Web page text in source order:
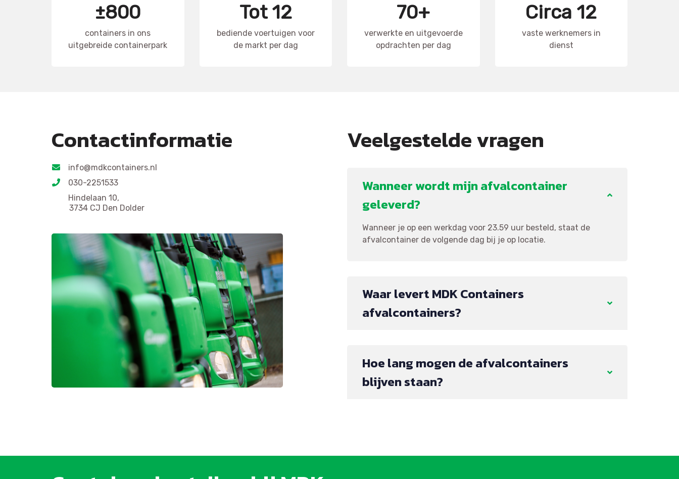
±800
containers in ons
uitgebreide containerpark
Tot 12
bediende voertuigen voor
de markt per dag
70+
verwerkte en uitgevoerde
opdrachten per dag
Circa 12
vaste werknemers in
dienst
Contactinformatie
info@mdkcontainers.nl
030-2251533
Hindelaan 10,
3734 CJ Den Dolder
Veelgestelde vragen
Wanneer wordt mijn afvalcontainer
geleverd?
Wanneer je op een werkdag voor 23.59 uur besteld, staat de
afvalcontainer de volgende dag bij je op locatie.
Waar levert MDK Containers
afvalcontainers?
Hoe lang mogen de afvalcontainers
blijven staan?